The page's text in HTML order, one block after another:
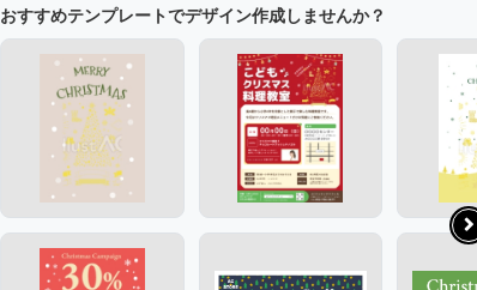
おすすめテンプレートでデザイン作成しませんか？